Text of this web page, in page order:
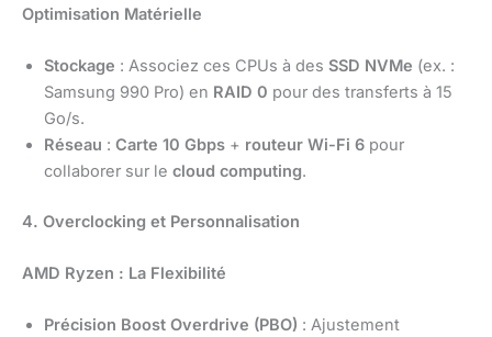
Optimisation Matérielle
Stockage : Associez ces CPUs à des SSD NVMe (ex. :
Samsung 990 Pro) en RAID 0 pour des transferts à 15
Go/s.
Réseau : Carte 10 Gbps + routeur Wi-Fi 6 pour
collaborer sur le cloud computing.
4. Overclocking et Personnalisation
AMD Ryzen : La Flexibilité
Précision Boost Overdrive (PBO) : Ajustement